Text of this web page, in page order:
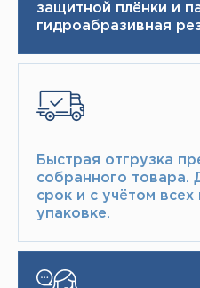
защитной плёнки и
гидроабразивная
Быстрая отгрузка
собранного товара.​
срок и с учётом
упаковке.​